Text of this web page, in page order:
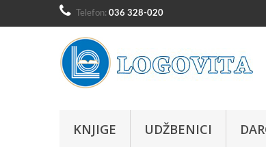
Telefon: 036 328-020
KNJIGE UDŽBENICI